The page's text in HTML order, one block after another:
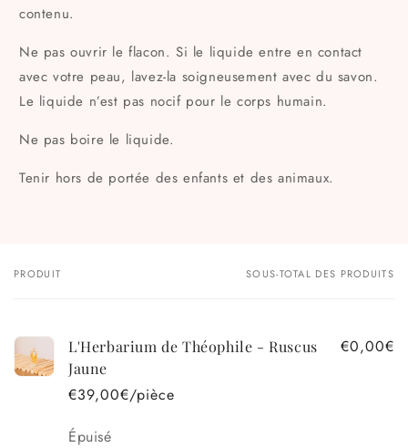
contenu.
Ne pas ouvrir le flacon. Si le liquide entre en contact
avec votre peau, lavez-la soigneusement avec du savon.
Le liquide n’est pas nocif pour le corps humain.
Ne pas boire le liquide.
Tenir hors de portée des enfants et des animaux.
Votre
PRODUIT SOUS-TOTAL DES PRODUITS
L'Herbarium de Théophile - Ruscus
Jaune
€39,00€/pièce
€0,00€
Quantité
Épuisé